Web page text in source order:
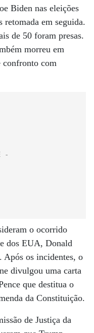
Biden nas eleições
em seguida.
de 50 foram presas.
morreu em
confronto com
o ocorrido
dos EUA, Donald
Após os incidentes, o
divulgou uma carta
que destitua o
da Constituição.
de Justiça da